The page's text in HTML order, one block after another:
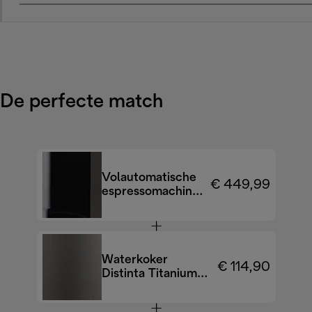
De perfecte match
Volautomatische
espressomachine
ECAM250.33.TB
€ 449,99
Waterkoker
Distinta Titanium
€ 114,90